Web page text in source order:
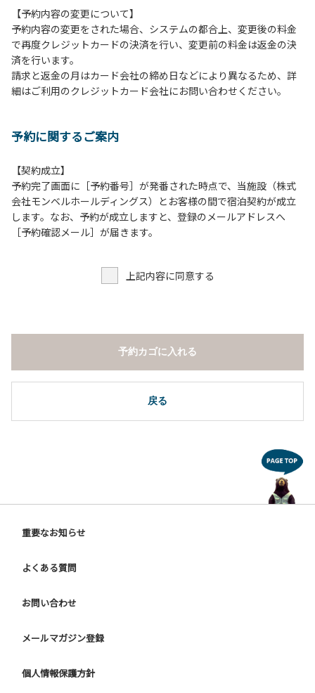
１.動物（ペット類）の同伴はご遠慮願います。
２.安全管理上、お子様の単独での行動はご遠慮ください。
３.調度品などの持ち出しはしないでください。
４.ご訪問客とのコテージ内での面会はご遠慮願います。
５.テラス、施設内等での花火は禁止です。河原で行う場合は
火の始末の確認、ごみの持ち帰りをお願いします。
７.地面での直火による焚き火、BBQ、キャンプファイヤー
８.テラスでのBBQの利用後は、炭の鎮火の確認をお願いい
たします。
【団体宿泊棟ご利用上の注意事項ならびに禁止事項】
１.食堂や厨房の共用部の独占利用はご遠慮ください。
４.調度品などの持ち出しはしないでください。
７.周囲に迷惑となるような行為（夜間の大声での談笑等）や
他人に嫌悪感を与えるような行為はお止めください。
８.地面での直火による焚き火、BBQ、キャンプファイヤー
は禁止します。
【予約内容の変更について】
予約内容の変更をされた場合、システムの都合上、変更後の料金
で再度クレジットカードの決済を行い、変更前の料金は返金の決
済を行います。
請求と返金の月はカード会社の締め日などにより異なるため、詳
細はご利用のクレジットカード会社にお問い合わせください。
予約に関するご案内
【契約成立】
予約完了画面に［予約番号］が発番された時点で、当施設（株式
会社モンベルホールディングス）とお客様の間で宿泊契約が成立
します。なお、予約が成立しますと、登録のメールアドレスへ
［予約確認メール］が届きます。
上記内容に同意する
戻る
予約カゴに入れる
重要なお知らせ
よくある質問
お問い合わせ
メールマガジン登録
個人情報保護方針